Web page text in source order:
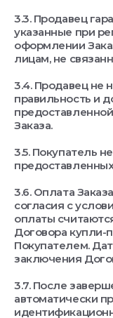
3.3. Продавец
указанные при
оформлении
лицам, не
3.4. Продавец не
правильность и
Заказа.
3.5. Покупатель
3.6. Оплата
согласия с
оплаты
Договора
Покупателем.
заключения
3.7. После
автоматически